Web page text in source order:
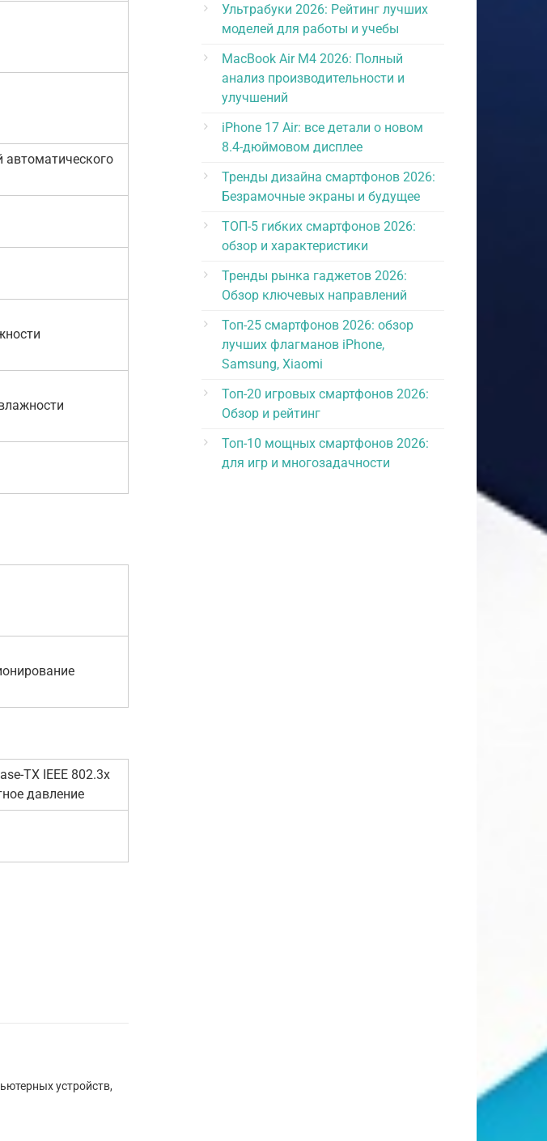
автоматического
TX IEEE 802.3x
давление
устройств,
Ультрабуки 2026: Рейтинг лучших
моделей для работы и учебы
MacBook Air M4 2026: Полный
анализ производительности и
улучшений
iPhone 17 Air: все детали о новом
8.4-дюймовом дисплее
Тренды дизайна смартфонов 2026:
Безрамочные экраны и будущее
ТОП-5 гибких смартфонов 2026:
обзор и характеристики
Тренды рынка гаджетов 2026:
Обзор ключевых направлений
Топ-25 смартфонов 2026: обзор
лучших флагманов iPhone,
Samsung, Xiaomi
Топ-20 игровых смартфонов 2026:
Обзор и рейтинг
Топ-10 мощных смартфонов 2026:
для игр и многозадачности